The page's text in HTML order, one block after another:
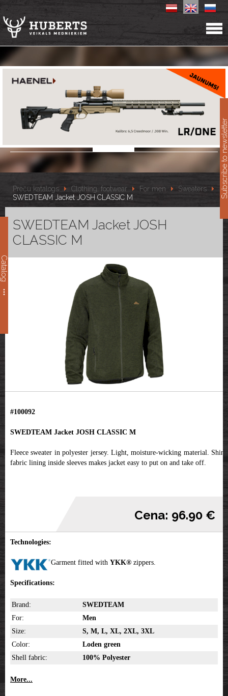
Catalog
Preču katalogs Clothing, footwear For men
Sweaters
SWEDTEAM Jacket JOSH CLASSIC M
SWEDTEAM Jacket JOSH
CLASSIC M
#100092
SWEDTEAM Jacket JOSH CLASSIC M
Fleece sweater in polyester jersey. Light, moisture-wicking material. Shiny
fabric lining inside sleeves makes jacket easy to put on and take off.
Cena: 96.90 €
Technologies:
Garment fitted with YKK® zippers.
Specifications:
Brand:
SWEDTEAM
For:
Men
Size:
S, M, L, XL, 2XL, 3XL
Color:
Loden green
Shell fabric:
100% Polyester
More...
Subscribe